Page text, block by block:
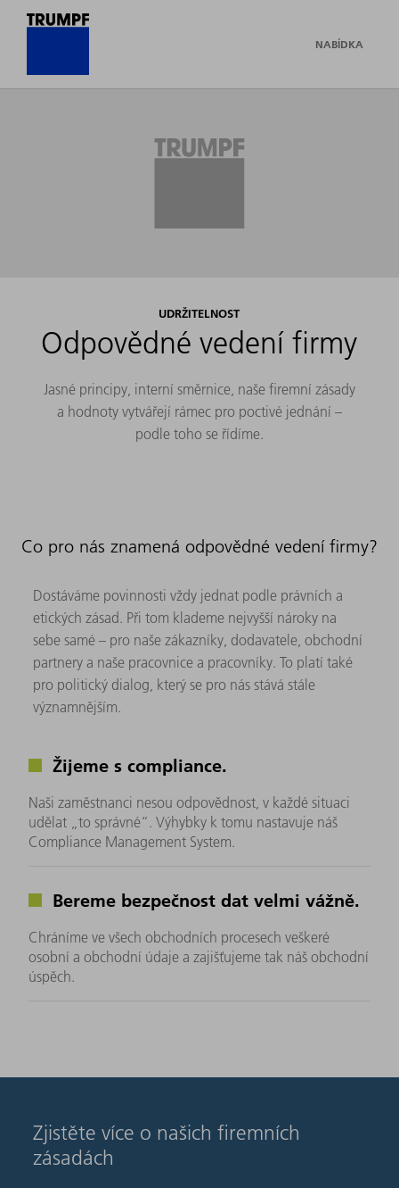
NABÍDKA
UDRŽITELNOST
Odpovědné vedení firmy
Jasné principy, interní směrnice, naše firemní zásady
a hodnoty vytvářejí rámec pro poctivé jednání –
podle toho se řídíme.
Co pro nás znamená odpovědné vedení firmy?
Dostáváme povinnosti vždy jednat podle právních a
etických zásad. Při tom klademe nejvyšší nároky na
sebe samé – pro naše zákazníky, dodavatele, obchodní
partnery a naše pracovnice a pracovníky. To platí také
pro politický dialog, který se pro nás stává stále
významnějším.
Žijeme s compliance.
Naši zaměstnanci nesou odpovědnost, v každé situaci
udělat „to správné“. Výhybky k tomu nastavuje náš
Compliance Management System.
Bereme bezpečnost dat velmi vážně.
Chráníme ve všech obchodních procesech veškeré
osobní a obchodní údaje a zajišťujeme tak náš obchodní
úspěch.
Zjistěte více o našich firemních
zásadách